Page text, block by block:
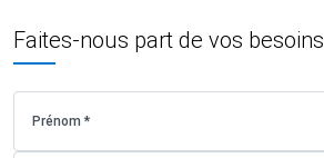
Faites-nous part de vos besoins